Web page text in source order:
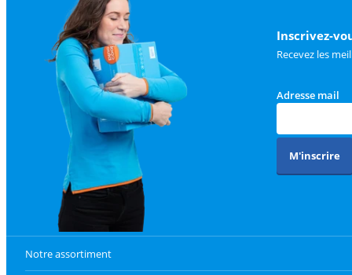
Inscrivez-
Recevez les
Adresse mail
M'inscrire
Notre assortiment